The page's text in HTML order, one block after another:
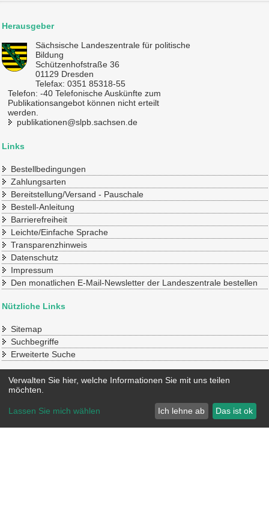
Herausgeber
Sächsische Landeszentrale für politische
Bildung
Schützenhofstraße 36
01129 Dresden
Telefax: 0351 85318-55
Telefon: -40 Telefonische Auskünfte zum
Publikationsangebot können nicht erteilt
werden.
publikationen@slpb.sachsen.de
Links
Bestellbedingungen
Zahlungsarten
Bereitstellung/Versand - Pauschale
Bestell-Anleitung
Barrierefreiheit
Leichte/Einfache Sprache
Transparenzhinweis
Datenschutz
Impressum
Den monatlichen E-Mail-Newsletter der Landeszentrale bestellen
Nützliche Links
Sitemap
Suchbegriffe
Erweiterte Suche
Konto
© 2020 SLpB
Verwalten Sie hier, welche Informationen Sie mit uns teilen
möchten.
Lassen Sie mich wählen Ich lehne ab Das ist ok